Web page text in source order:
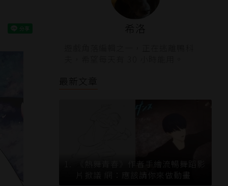
希洛
最新文章
《熱舞青春》作者手繪流暢舞蹈影
片掀議 網：應該請你來做動畫